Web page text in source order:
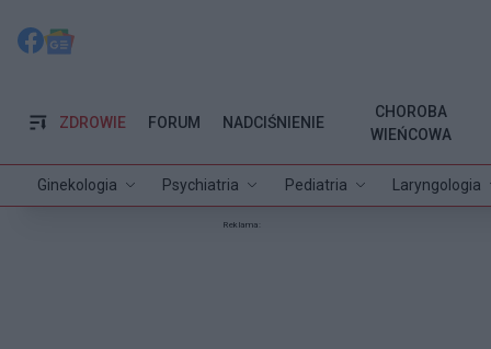
ZDROWIE
Ginekologia Psychiatria Pediatria Laryngologia
FORUM NADCIŚNIENIE
CHOROBA
WIEŃCOWA
Reklama: